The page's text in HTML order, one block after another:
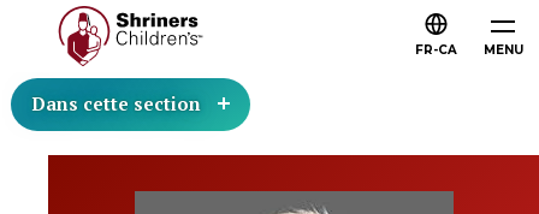
MENU
FR-CA
Dans cette section